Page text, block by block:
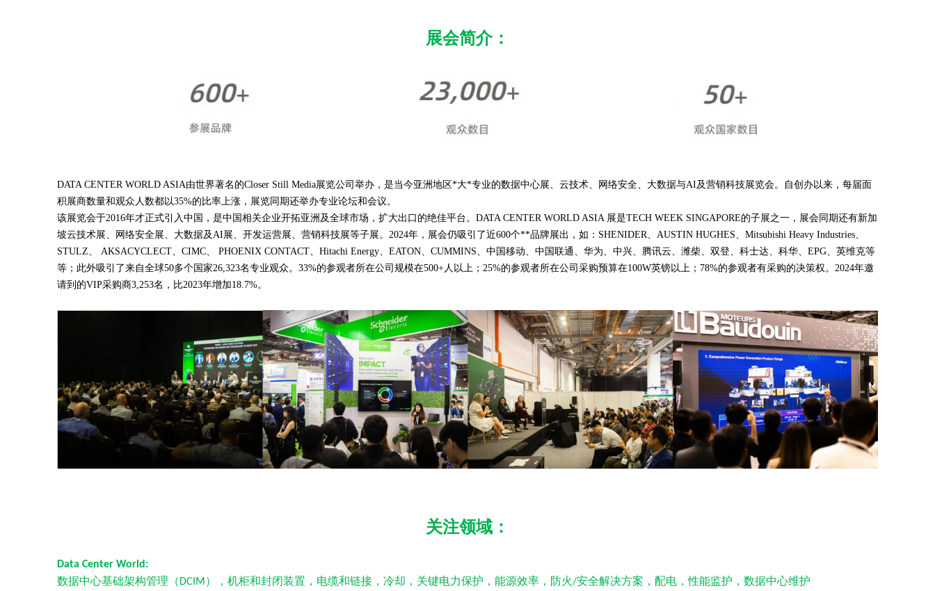
展会简介：
DATA CENTER WORLD ASIA由世界著名的Closer Still Media展览公司举办，是当今亚洲地区*大*专业的数据中心展、云技术、网络安全、大数据与AI及营销科技展览会。自创办以来，每届面
积展商数量和观众人数都以35%的比率上涨，展览同期还举办专业论坛和会议。
该展览会于2016年才正式引入中国，是中国相关企业开拓亚洲及全球市场，扩大出口的绝佳平台。DATA CENTER WORLD ASIA 展是TECH WEEK SINGAPORE的子展之一，展会同期还有新加
坡云技术展、网络安全展、大数据及AI展、开发运营展、营销科技展等子展。2024年，展会仍吸引了近600个**品牌展出，如：SHENIDER、AUSTIN HUGHES、Mitsubishi Heavy Industries、
STULZ、 AKSACYCLECT、CIMC、 PHOENIX CONTACT、Hitachi Energy、EATON、CUMMINS、中国移动、中国联通、华为、中兴、腾讯云、潍柴、双登、科士达、科华、EPG、英维克等
等；此外吸引了来自全球50多个国家26,323名专业观众。33%的参观者所在公司规模在500+人以上；25%的参观者所在公司采购预算在100W英镑以上；78%的参观者有采购的决策权。2024年邀
请到的VIP采购商3,253名，比2023年增加18.7%。
关注领域：
Data Center World:
数据中心基础架构管理（ DCIM ），机柜和封闭装置，电缆和链接，冷却，关键电力保护，能源效率，防火/安全解决方案，配电，性能监护，数据中心维护